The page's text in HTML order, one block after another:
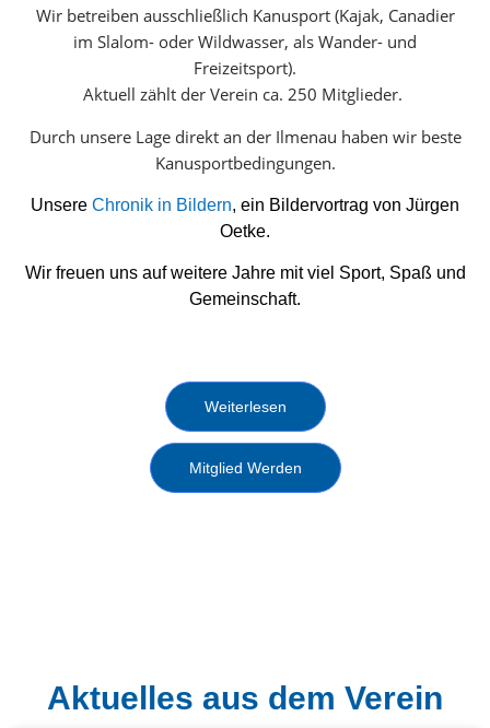
Wir betreiben ausschließlich Kanusport (Kajak, Canadier
im Slalom- oder Wildwasser, als Wander- und
Freizeitsport).
Aktuell zählt der Verein ca. 250 Mitglieder.
Durch unsere Lage direkt an der Ilmenau haben wir beste
Kanusportbedingungen.
Unsere Chronik in Bildern, ein Bildervortrag von Jürgen
Oetke.
Wir freuen uns auf weitere Jahre mit viel Sport, Spaß und
Gemeinschaft.
Weiterlesen
Mitglied Werden
Aktuelles aus dem Verein